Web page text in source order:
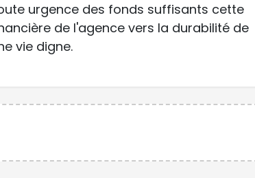
urgence des fonds suffisants cette
de l'agence vers la durabilité de
vie digne.